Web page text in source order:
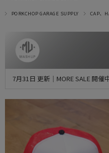
PORKCHOP GARAGE SUPPLY CAP、
7月31日 更新｜MORE SALE 開